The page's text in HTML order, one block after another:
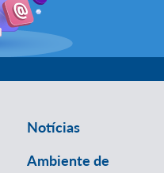
Notícias
Ambiente de